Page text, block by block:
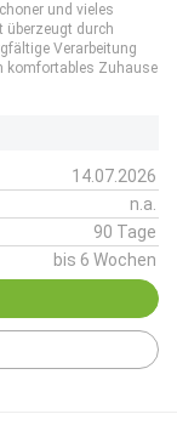
und vieles
überzeugt durch
Verarbeitung
komfortables Zuhause
14.07.2026
n.a.
90 Tage
bis 6 Wochen